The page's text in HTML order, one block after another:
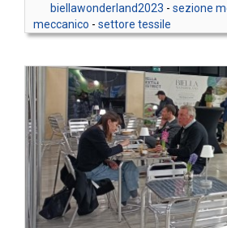
biellawonderland2023 - sezione
meccanico - settore tessile